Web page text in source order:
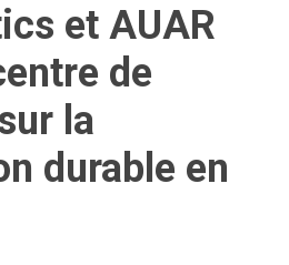
et AUAR
de
la
durable en